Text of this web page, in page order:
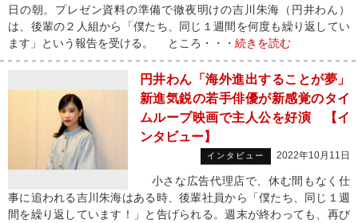
日の朝。プレゼン資料の準備で徹夜明けの吉川朱海（円井わん）
は、後輩の２人組から「僕たち、同じ１週間を何度も繰り返してい
ます」という報告を受ける。 ところ・・・ 続きを読む
円井わん「海外進出することが夢」
新進気鋭の若手俳優が新感覚のタイ
ムループ映画で主人公を好演 【イ
ンタビュー】
インタビュー 2022年10月11日
小さな広告代理店で、休む間もなく仕
事に追われる吉川朱海はある時、後輩社員から「僕たち、同じ１週
間を繰り返しています！」と告げられる。週末が終わっても、再び